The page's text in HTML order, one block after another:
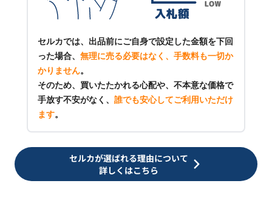
セルカでは、出品前にご自身で設定した金額を下回
った場合、 無理に売る必要はなく、手数料も一切か
かりません。
そのため、買いたたかれる心配や、不本意な価格で
手放す不安がなく、 誰でも安心してご利用いただけ
ます。
セルカが選ばれる理由について
詳しくはこちら